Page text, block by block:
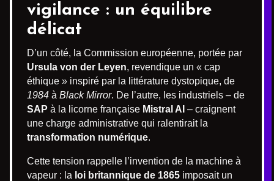
vigilance : un équilibre
délicat
D’un côté, la Commission européenne, portée par
Ursula von der Leyen, revendique un « cap
éthique » inspiré par la littérature dystopique, de
1984 à Black Mirror. De l’autre, les industriels – de
SAP à la licorne française Mistral AI – craignent
une charge administrative qui ralentirait la
transformation numérique.
Cette tension rappelle l’invention de la machine à
vapeur : la loi britannique de 1865 imposait un